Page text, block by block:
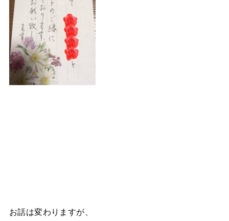
お話は変わりますが、